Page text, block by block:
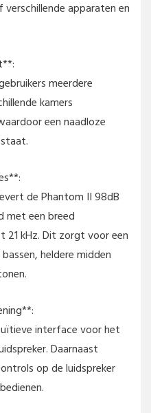
apparaten en
meerdere
kamers
een naadloze
de Phantom II 98dB
met een breed
21 kHz. Dit zorgt voor een
heldere midden
interface voor het
Daarnaast
op de luidspreker